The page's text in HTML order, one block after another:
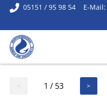
< 1 / 53 >
05151 / 95 98 54 E-Mail: